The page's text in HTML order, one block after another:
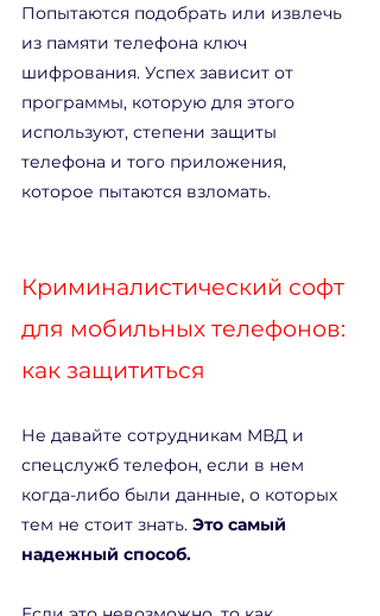
Попытаются подобрать или извлечь
из памяти телефона ключ
шифрования. Успех зависит от
программы, которую для этого
используют, степени защиты
телефона и того приложения,
которое пытаются взломать.
Криминалистический софт
для мобильных телефонов:
как защититься
Не давайте сотрудникам МВД и
спецслужб телефон, если в нем
когда-либо были данные, о которых
тем не стоит знать. Это самый
надежный способ.